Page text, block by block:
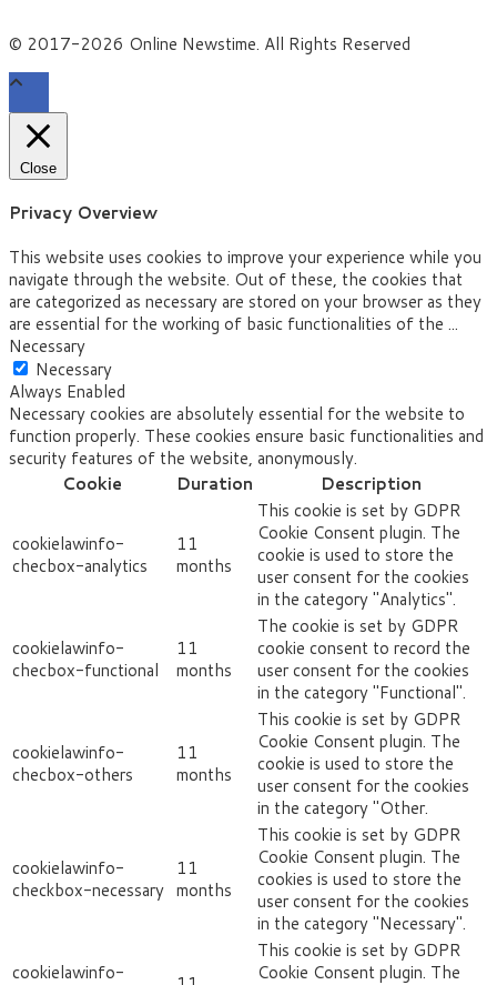
© 2017-2026 Online Newstime. All Rights Reserved
Close
Privacy Overview
This website uses cookies to improve your experience while you
navigate through the website. Out of these, the cookies that
are categorized as necessary are stored on your browser as they
are essential for the working of basic functionalities of the ...
Necessary
Necessary
Always Enabled
Necessary cookies are absolutely essential for the website to
function properly. These cookies ensure basic functionalities and
security features of the website, anonymously.
Cookie
Duration Description
cookielawinfo-
checbox-analytics
11
months
This cookie is set by GDPR
Cookie Consent plugin. The
cookie is used to store the
user consent for the cookies
in the category "Analytics".
cookielawinfo-
checbox-functional
11
months
The cookie is set by GDPR
cookie consent to record the
user consent for the cookies
in the category "Functional".
cookielawinfo-
checbox-others
11
months
This cookie is set by GDPR
Cookie Consent plugin. The
cookie is used to store the
user consent for the cookies
in the category "Other.
cookielawinfo-
checkbox-necessary
11
months
This cookie is set by GDPR
Cookie Consent plugin. The
cookies is used to store the
user consent for the cookies
in the category "Necessary".
cookielawinfo-
This cookie is set by GDPR
Cookie Consent plugin. The